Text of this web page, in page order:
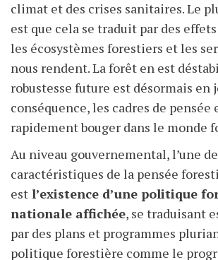
climat et des crises sanitaires. Le
est que cela se traduit par des
les écosystèmes forestiers et les
nous rendent. La forêt en est
robustesse future est désormais en
conséquence, les cadres de pensée
rapidement bouger dans le monde
Au niveau gouvernemental, l’une
caractéristiques de la pensée
est l’existence d’une politique
nationale affichée, se traduisant
par des plans et programmes
politique forestière comme le